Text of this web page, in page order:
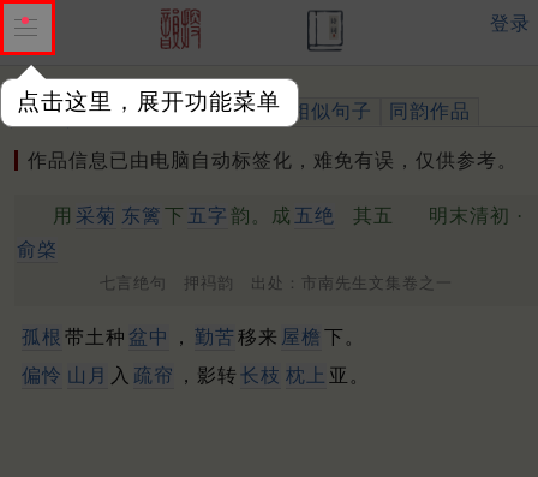
点击这里，展开功能菜单
登录
作品 标注四声 出处、引用 相似句子 同韵作品
作品信息已由电脑自动标签化，难免有误，仅供参考。
用 采菊 东篱 下 五字 韵。成 五绝 其五
明末清初 ·
俞棨
七言绝句 押祃韵 出处：市南先生文集卷之一
孤根 带土种 盆中 ， 勤苦 移来 屋檐 下。
偏怜 山月 入 疏帘 ，影转长枝 枕上 亚。